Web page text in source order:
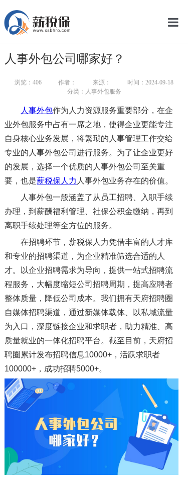
网
人事外包公司哪家好？
浏览： 406 作者： 来源：
时间：2024-09-18
分类：人事外包服务
人事外包作为人力资源服务重要部分，在企
业外包服务中占有一席之地，使得企业更能专注
自身核心业务发展，将繁琐的人事管理工作交给
专业的人事外包公司进行服务。为了让企业更好
的发展，选择一个优质的人事外包公司至关重
要，也是薪税保人力 人事外包业务存在的价值。
人事外包一般涵盖了从员工招聘、入职手续
办理，到薪酬福利管理、社保公积金缴纳，再到
离职手续处理等全方位的服务。
在招聘环节，薪税保人力凭借丰富的人才库
和专业的招聘渠道，为企业精准筛选合适的人
才。以企业招聘需求为导向，提供一站式招聘流
程服务，大幅度缩短公司招聘周期，提高应聘者
整体质量，降低公司成本。我们拥有天府招聘圈
自媒体招聘渠道，通过新媒体载体、以私域流量
为入口，深度链接企业和求职者，助力精准、高
质量就业的一体化招聘平台。截至目前，天府招
聘圈累计发布招聘信息10000+，活跃求职者
100000+，成功招聘5000+。